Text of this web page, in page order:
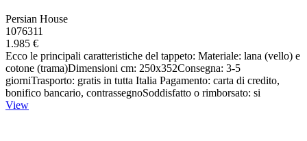
Persian House
1076311
1.985 €
Ecco le principali caratteristiche del tappeto: Materiale: lana (vello) e
cotone (trama)Dimensioni cm: 250x352Consegna: 3-5
giorniTrasporto: gratis in tutta Italia Pagamento: carta di credito,
bonifico bancario, contrassegnoSoddisfatto o rimborsato: si
View